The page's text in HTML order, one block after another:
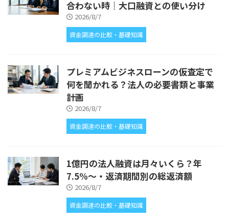
合わない時｜大口融資との使い分け
2026/8/7
資金調達の比較・基礎知識
プレミアムビジネスローンの仮査定で
何を聞かれる？法人の必要書類と事業
計画
2026/8/7
資金調達の比較・基礎知識
1億円の法人融資は月々いくら？年
7.5%〜・返済期間別の総返済額
2026/8/7
資金調達の比較・基礎知識